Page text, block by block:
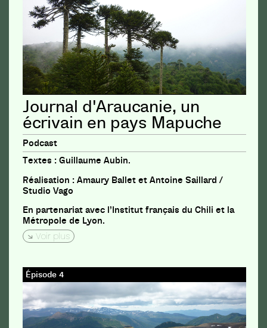
Journal d'Araucanie, un
écrivain en pays Mapuche
Podcast
Textes : Guillaume Aubin.
Réalisation : Amaury Ballet et Antoine Saillard /
Studio Vago
En partenariat avec l’Institut français du Chili et la
Métropole de Lyon.
Voir plus
Épisode 4